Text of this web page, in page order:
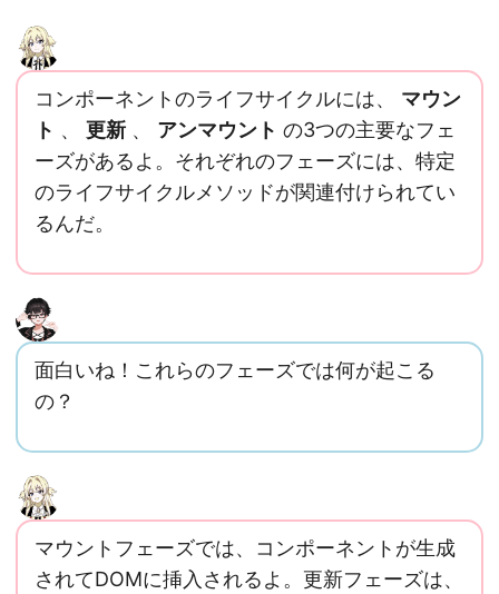
コンポーネントのライフサイクルには、 マウン
ト 、 更新 、 アンマウント の3つの主要なフェ
ーズがあるよ。それぞれのフェーズには、特定
のライフサイクルメソッドが関連付けられてい
るんだ。
面白いね！これらのフェーズでは何が起こる
の？
マウントフェーズでは、コンポーネントが生成
されてDOMに挿入されるよ。更新フェーズは、